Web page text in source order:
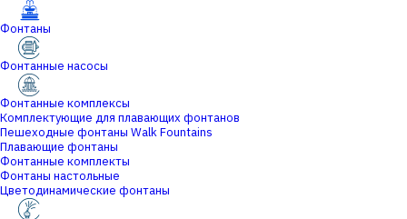
Фонтаны
Фонтанные насосы
Фонтанные комплексы
Комплектующие для плавающих фонтанов
Пешеходные фонтаны Walk Fountains
Плавающие фонтаны
Фонтанные комплекты
Фонтаны настольные
Цветодинамические фонтаны